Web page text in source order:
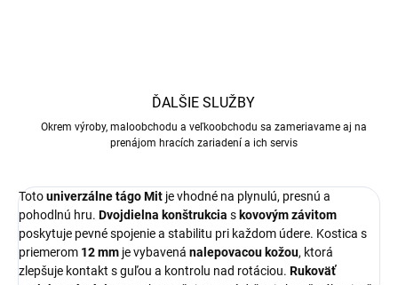
ĎALŠIE SLUŽBY
Okrem výroby, maloobchodu a veľkoobchodu sa zameriavame aj na
prenájom hracích zariadení a ich servis
Totouniverzálne tágo Mit je vhodné na plynulú, presnú a
pohodlnú hru. Dvojdielna konštrukcia s kovovým závitom
poskytuje pevné spojenie a stabilitu pri každom údere. Kostica s
priemerom 12 mm je vybavená nalepovacou kožou, ktorá
zlepšuje kontakt s guľou a kontrolu nad rotáciou. Rukoväť